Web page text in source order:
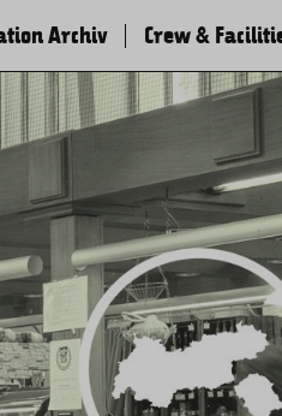
Archiv Crew &